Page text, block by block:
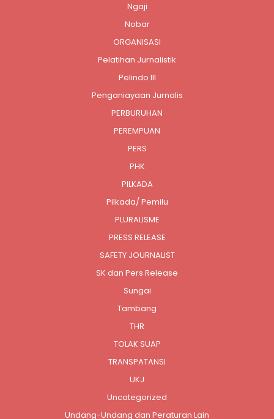
Ngaji
Nobar
ORGANISASI
Pelatihan Jurnalistik
Pelindo III
Penganiayaan Jurnalis
PERBURUHAN
PEREMPUAN
PERS
PHK
PILKADA
Pilkada/ Pemilu
PLURALISME
PRESS RELEASE
SAFETY JOURNALIST
SK dan Pers Release
Sungai
Tambang
THR
TOLAK SUAP
TRANSPATANSI
UKJ
Uncategorized
Undang-Undang dan Peraturan Lain